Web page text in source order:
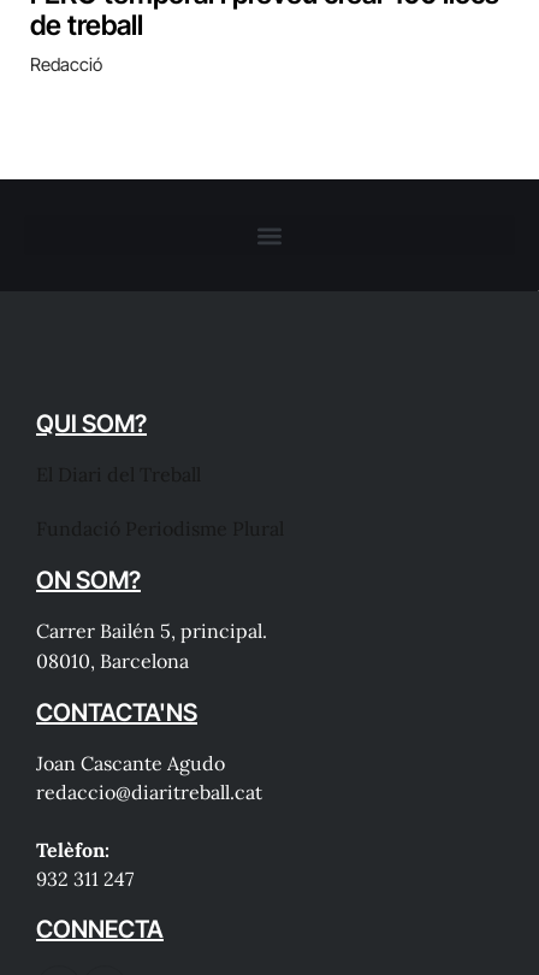
de treball
Redacció
QUI SOM?
ON SOM?
Carrer Bailén 5, principal.
08010, Barcelona
CONTACTA'NS
Joan Cascante Agudo
redaccio@diaritreball.cat
Telèfon:
932 311 247
CONNECTA